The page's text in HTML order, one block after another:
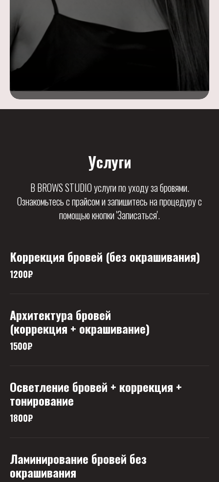
Услуги
В BROWS STUDIO услуги по уходу за бровями.
Ознакомьтесь с прайсом и запишитесь на процедуру с
помощью кнопки 'Записаться'.
Коррекция бровей (без окрашивания)
1200₽
Архитектура бровей
(коррекция + окрашивание)
1500₽
Осветление бровей + коррекция +
тонирование
1800₽
Ламинирование бровей без
окрашивания